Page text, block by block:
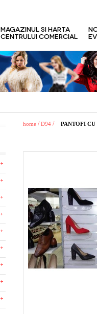
MAGAZINUL SI HARTA
CENTRULUI COMERCIAL
home / D94 / PANTOFI CU